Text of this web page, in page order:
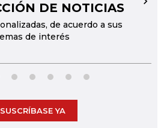
DE NOTICIAS
de acuerdo a sus
de interés
→
SUSCRÍBASE YA